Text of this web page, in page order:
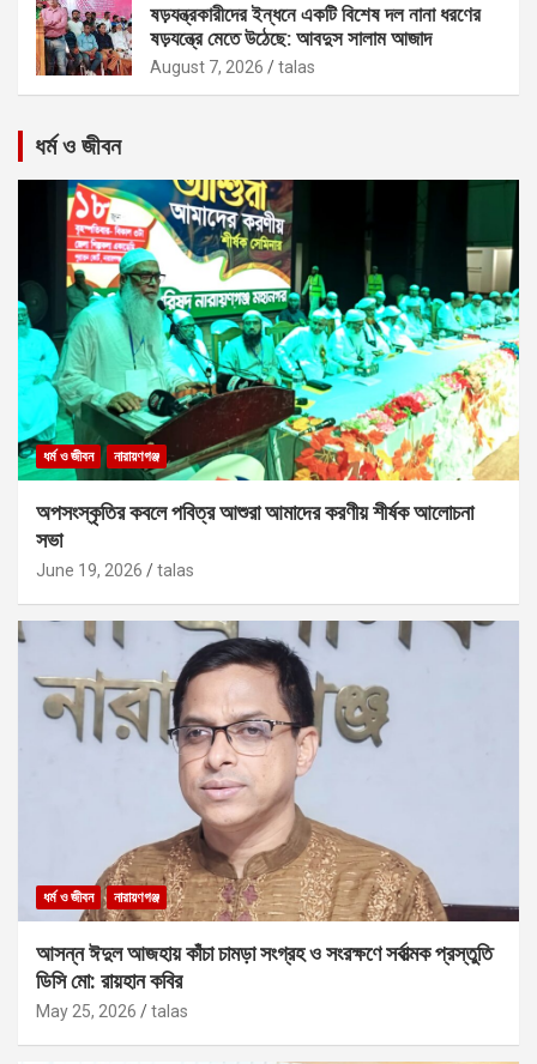
ষড়যন্ত্রকারীদের ইন্ধনে একটি বিশেষ দল নানা ধরণের
ষড়যন্ত্রে মেতে উঠেছে: আবদুস সালাম আজাদ
August 7, 2026 talas
ধর্ম ও জীবন
ধর্ম ও জীবন নারায়ণগঞ্জ
অপসংস্কৃতির কবলে পবিত্র আশুরা আমাদের করণীয় শীর্ষক আলোচনা
সভা
June 19, 2026 talas
ধর্ম ও জীবন নারায়ণগঞ্জ
আসন্ন ঈদুল আজহায় কাঁচা চামড়া সংগ্রহ ও সংরক্ষণে সর্বাত্মক প্রস্তুতি
ডিসি মো: রায়হান কবির
May 25, 2026 talas